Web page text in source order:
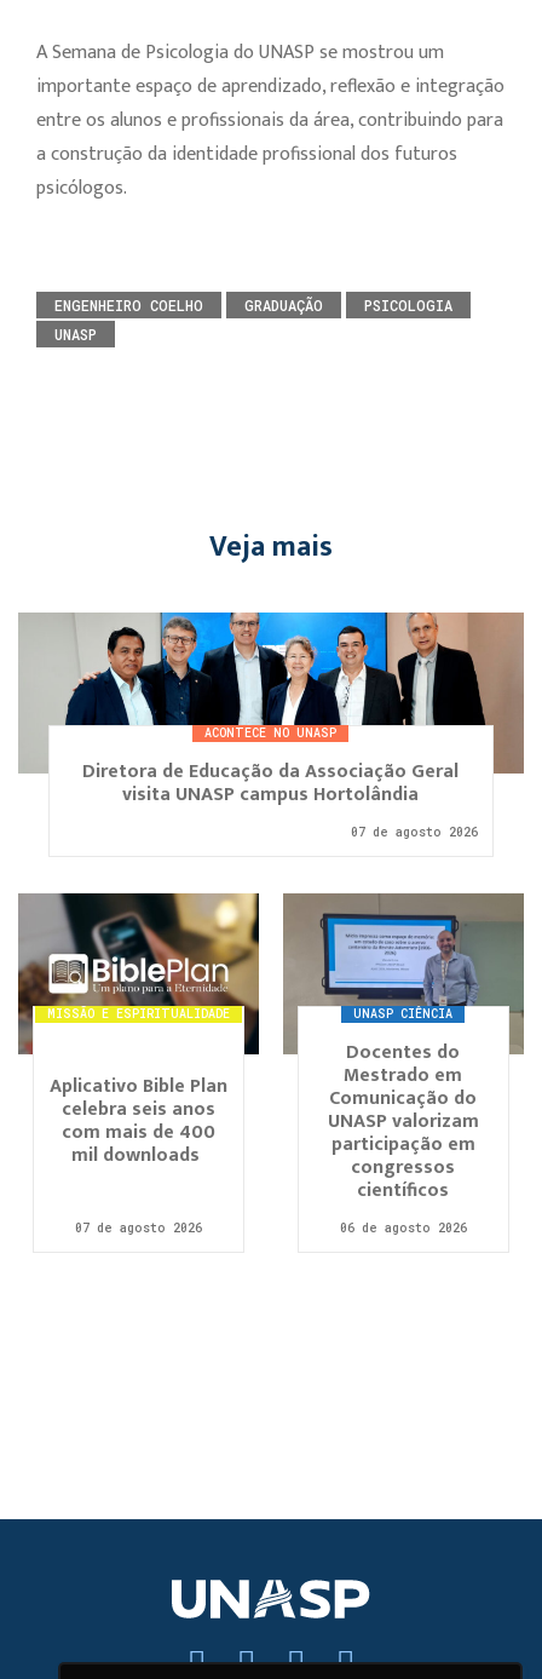
A Semana de Psicologia do UNASP se mostrou um
importante espaço de aprendizado, reflexão e integração
entre os alunos e profissionais da área, contribuindo para
a construção da identidade profissional dos futuros
psicólogos.
ENGENHEIRO COELHO GRADUAÇÃO
PSICOLOGIA
UNASP
Veja mais
ACONTECE NO UNASP
Diretora de Educação da Associação Geral
visita UNASP campus Hortolândia
07 de agosto 2026
MISSÃO E ESPIRITUALIDADE
Aplicativo Bible Plan
celebra seis anos
com mais de 400
mil downloads
07 de agosto 2026
UNASP CIÊNCIA
Docentes do
Mestrado em
Comunicação do
UNASP valorizam
participação em
congressos
científicos
06 de agosto 2026